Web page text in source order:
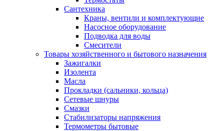
Сантехника
Краны, вентили и комплектующие
Насосное оборудование
Подводка для воды
Смесители
Товары хозяйственного и бытового назначения
Зажигалки
Изолента
Масла
Прокладки (сальники, кольца)
Сетевые шнуры
Смазки
Стабилизаторы напряжения
Термометры бытовые